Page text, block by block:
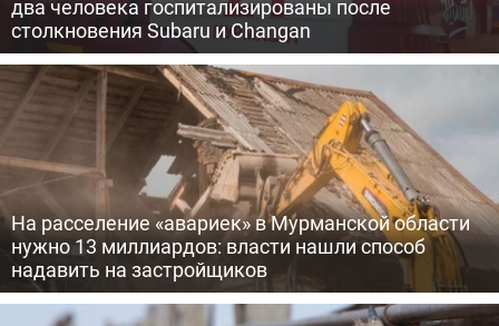
два человека госпитализированы после
столкновения Subaru и Changan
На расселение «авариек» в Мурманской области
нужно 13 миллиардов: власти нашли способ
надавить на застройщиков